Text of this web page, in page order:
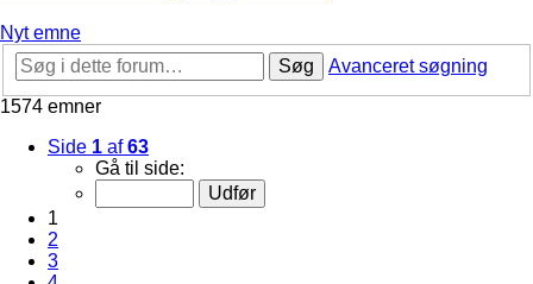
Nyt emne
Søg
Avanceret søgning
1574 emner
Side 1 af63
Gå til side:
1
2
3